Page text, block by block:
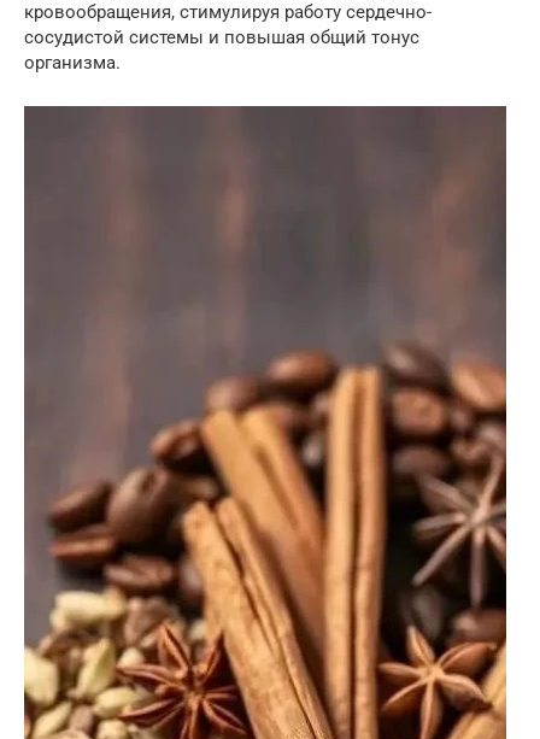
кровообращения, стимулируя работу сердечно-
сосудистой системы и повышая общий тонус
организма.